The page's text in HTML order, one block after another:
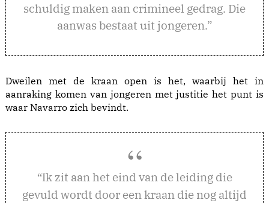
schuldig maken aan crimineel gedrag. Die
aanwas bestaat uit jongeren.”
Dweilen met de kraan open is het, waarbij het in
aanraking komen van jongeren met justitie het punt is
waar Navarro zich bevindt.
“Ik zit aan het eind van de leiding die
gevuld wordt door een kraan die nog altijd